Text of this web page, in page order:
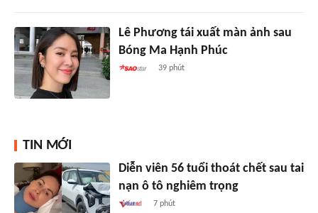
Lê Phương tái xuất màn ảnh sau
Bóng Ma Hạnh Phúc
39 phút
TIN MỚI
Diễn viên 56 tuổi thoát chết sau tai
nạn ô tô nghiêm trọng
7 phút